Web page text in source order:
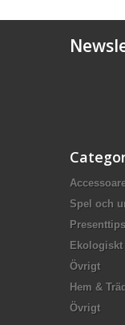
Spel och
Presenttips
Ekologiskt
Övrigt
Hem &
Övrigt